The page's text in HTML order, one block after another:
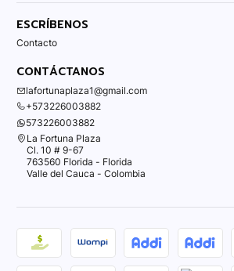
ESCRÍBENOS
Contacto
CONTÁCTANOS
lafortunaplaza1@gmail.com
+573226003882
573226003882
La Fortuna Plaza
Cl. 10 # 9-67
763560 Florida - Florida
Valle del Cauca - Colombia